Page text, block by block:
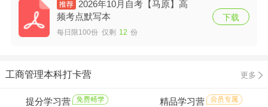
2026年10月自考【马原】高
频考点默写本
每日限100份 仅剩 12 份
下载
工商管理本科打卡营 更多
提分学习营 精品学习营